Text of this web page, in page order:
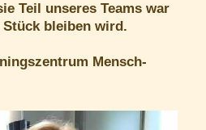
Teil unseres Teams war
bleiben wird.
Mensch-